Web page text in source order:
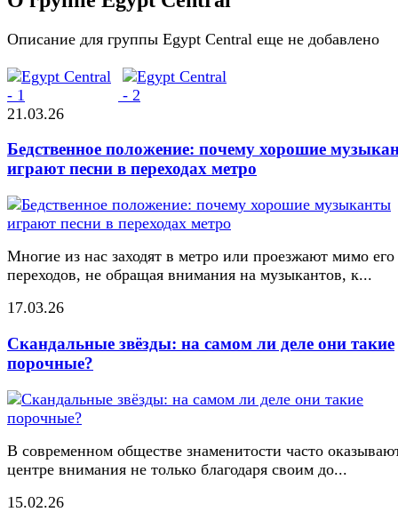
Описание для группы Egypt Central еще не добавлено
21.03.26
Бедственное положение: почему хорошие
играют песни в переходах метро
Многие из нас заходят в метро или проезжают мимо его
переходов, не обращая внимания на музыкантов, к...
17.03.26
Скандальные звёзды: на самом ли деле они такие
порочные?
В современном обществе знаменитости часто
центре внимания не только благодаря своим до...
15.02.26